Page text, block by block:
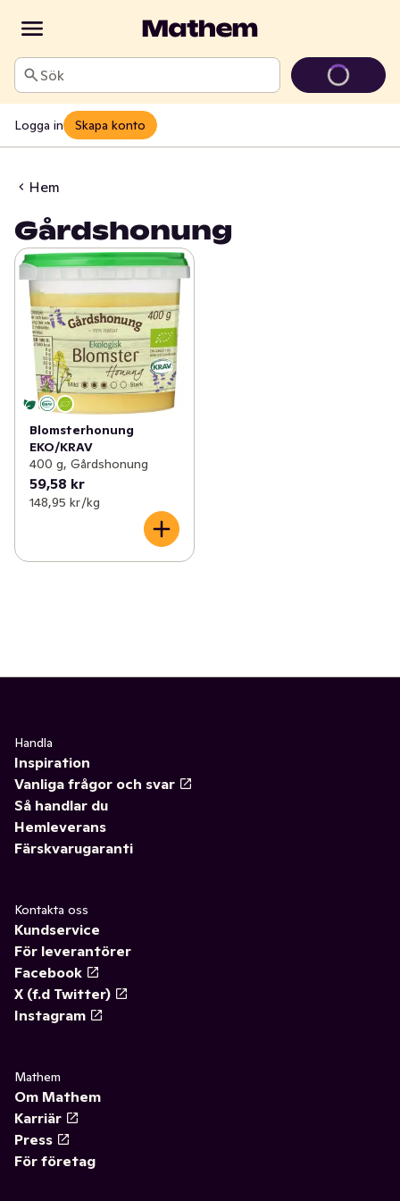
Sök
Logga in Skapa konto
Hem
Gårdshonung
Blomsterhonung
EKO/KRAV
400 g, Gårdshonung
59,58 kr
148,95 kr /kg
Handla
Inspiration
Vanliga frågor och svar
Så handlar du
Hemleverans
Färskvarugaranti
Kontakta oss
Kundservice
För leverantörer
Facebook
X (f.d Twitter)
Instagram
Mathem
Om Mathem
Karriär
Press
För företag